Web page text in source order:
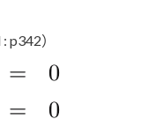
）